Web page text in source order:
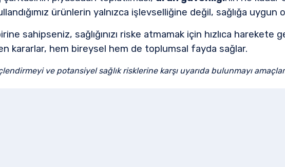
ürünlerin yalnızca işlevselliğine değil, sağlığa
sahipseniz, sağlığınızı riske atmamak için hızlıca harekete
kararlar, hem bireysel hem de toplumsal fayda sağlar.
ve potansiyel sağlık risklerine karşı uyarıda bulunmayı